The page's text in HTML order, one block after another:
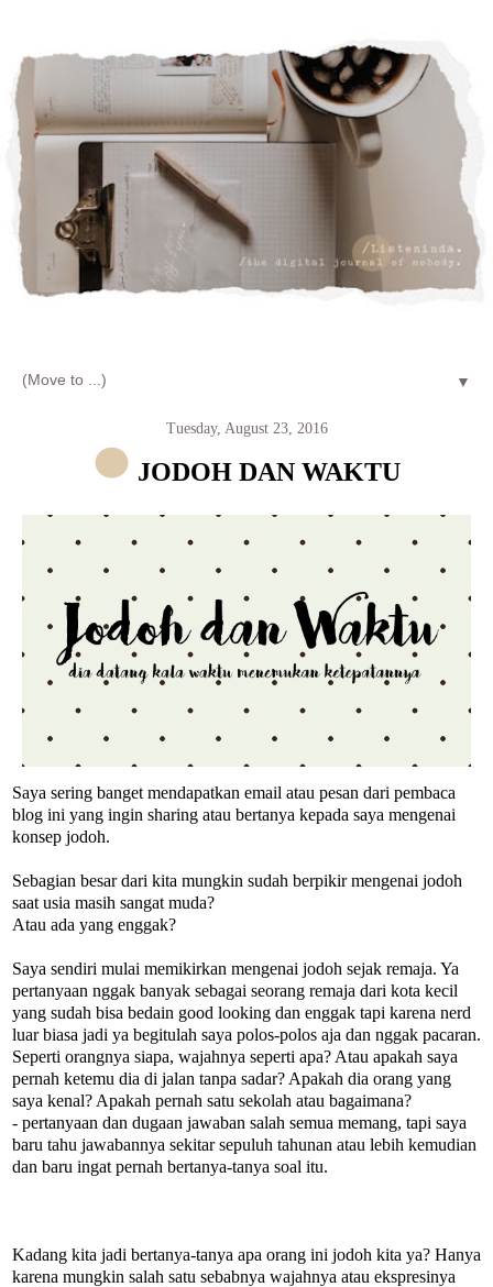
▼
Tuesday, August 23, 2016
JODOH DAN WAKTU
Saya sering banget mendapatkan email atau pesan dari pembaca
blog ini yang ingin sharing atau bertanya kepada saya mengenai
konsep jodoh.
Sebagian besar dari kita mungkin sudah berpikir mengenai jodoh
saat usia masih sangat muda?
Atau ada yang enggak?
Saya sendiri mulai memikirkan mengenai jodoh sejak remaja. Ya
pertanyaan nggak banyak sebagai seorang remaja dari kota kecil
yang sudah bisa bedain good looking dan enggak tapi karena nerd
luar biasa jadi ya begitulah saya polos-polos aja dan nggak pacaran.
Seperti orangnya siapa, wajahnya seperti apa? Atau apakah saya
pernah ketemu dia di jalan tanpa sadar? Apakah dia orang yang
saya kenal? Apakah pernah satu sekolah atau bagaimana?
- pertanyaan dan dugaan jawaban salah semua memang, tapi saya
baru tahu jawabannya sekitar sepuluh tahunan atau lebih kemudian
dan baru ingat pernah bertanya-tanya soal itu.
Kadang kita jadi bertanya-tanya apa orang ini jodoh kita ya? Hanya
karena mungkin salah satu sebabnya wajahnya atau ekspresinya